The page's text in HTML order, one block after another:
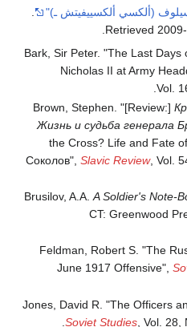
(ألكسي ألكسييفيتش ـ)"
.
.
Bark, Sir Peter. "The Last
Nicholas II at Army
Vol.
Brown, Stephen. "[Review:]
Жизнь и судьба генерала
the Cross? Life and Fate
Соколов", Slavic Review, Vol.
Brusilov, A.A. A Soldier's Note-
CT: Greenwood
Feldman, Robert S. "The
June 1917 Offensive",
Jones, David R. "The Officers
Soviet Studies, Vol. 28,